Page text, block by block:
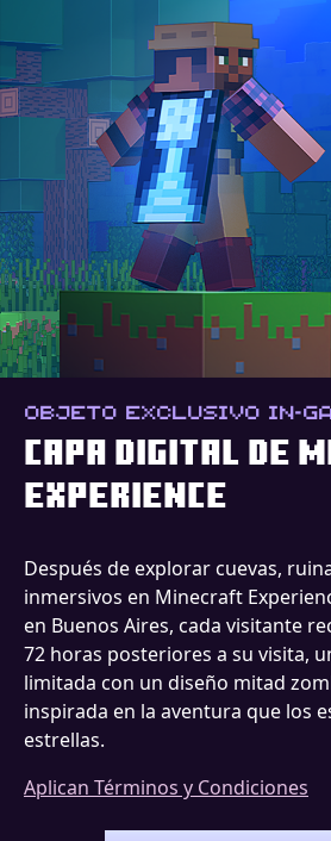
OBJETO EXCLUSIVO IN-
Capa digital de
Experience
Después de explorar cuevas,
inmersivos en Minecraft
en Buenos Aires, cada visitante
72 horas posteriores a su visita,
limitada con un diseño mitad
inspirada en la aventura que los
estrellas.
Aplican Términos y Condiciones